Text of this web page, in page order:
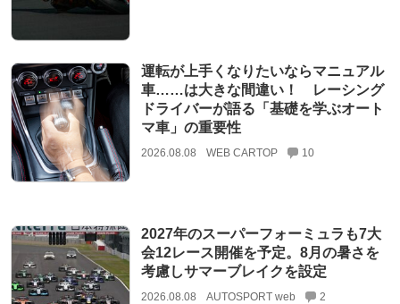
運転が上手くなりたいならマニュアル
車……は大きな間違い！ レーシング
ドライバーが語る「基礎を学ぶオート
マ車」の重要性
2026.08.08 WEB CARTOP 10
2027年のスーパーフォーミュラも7大
会12レース開催を予定。8月の暑さを
考慮しサマーブレイクを設定
2026.08.08 AUTOSPORT web 2